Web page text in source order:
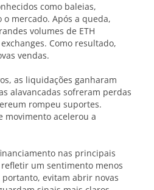
como baleias,
mercado. Após a queda,
volumes de ETH
Como resultado,
vendas.
as liquidações ganharam
alavancadas sofreram perdas
rompeu suportes.
movimento acelerou a
nas principais
um sentimento menos
evitam abrir novas